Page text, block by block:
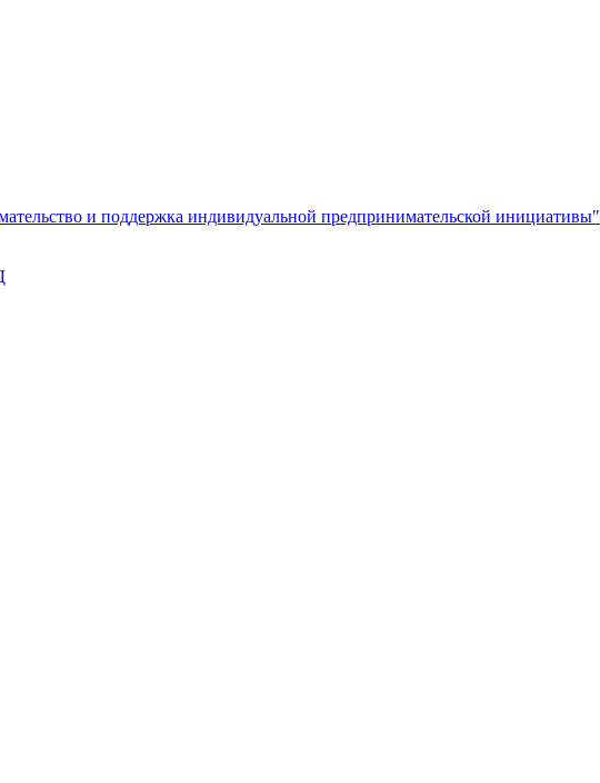
и поддержка индивидуальной предпринимательской инициативы"